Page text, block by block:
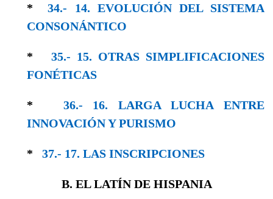
*34.- 14. EVOLUCIÓN DEL SISTEMA
CONSO­NÁNTICO
* 35.- 15. OTRAS SIMPLIFICACIONES
FONÉTICAS
* 36.- 16. LARGA LUCHA ENTRE
INNOVACIÓN Y PURISMO
* 37.- 17. LAS INSCRIPCIONES
B. EL LATÍN DE HISPANIA